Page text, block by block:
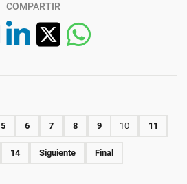
COMPARTIR
5 6 7 8 9 10 11
14 Siguiente Final